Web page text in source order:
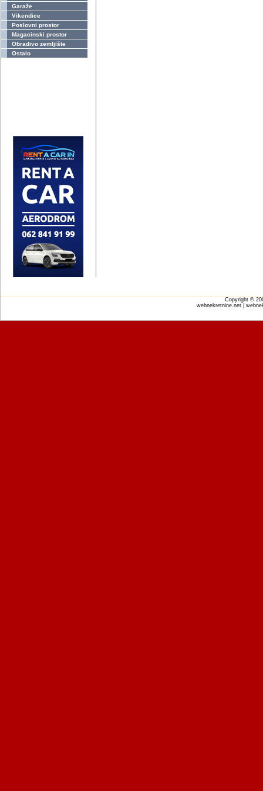
Garaže
Vikendice
Poslovni prostor
Magacinski prostor
Obradivo zemljište
Ostalo
Copyright ©
webnekretnine.net |